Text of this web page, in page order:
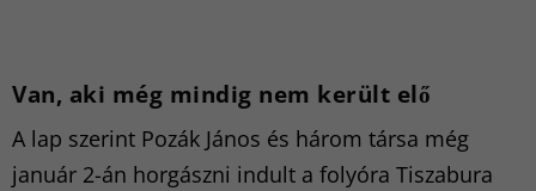
Van, aki még mindig nem került elő
A lap szerint Pozák János és három társa még
január 2-án horgászni indult a folyóra Tiszabura